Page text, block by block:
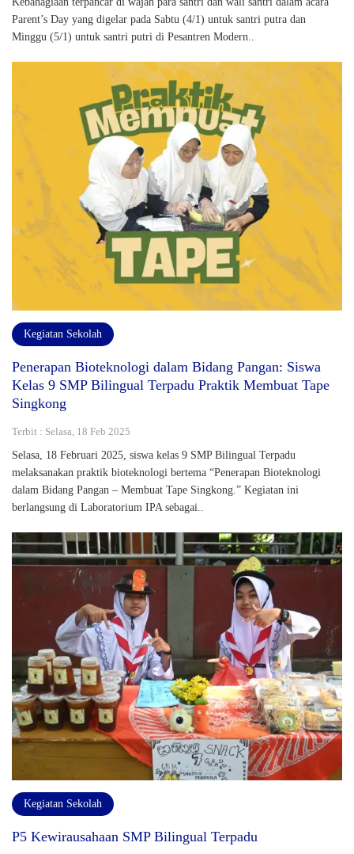
Parent’s Day yang digelar pada Sabtu (4/1) untuk santri putra dan
Minggu (5/1) untuk santri putri di Pesantren Modern..
Kegiatan Sekolah
Penerapan Bioteknologi dalam Bidang Pangan: Siswa
Kelas 9 SMP Bilingual Terpadu Praktik Membuat Tape
Singkong
Terbit : Selasa, 18 Feb 2025
Selasa, 18 Februari 2025, siswa kelas 9 SMP Bilingual Terpadu
melaksanakan praktik bioteknologi bertema “Penerapan Bioteknologi
dalam Bidang Pangan – Membuat Tape Singkong.” Kegiatan ini
berlangsung di Laboratorium IPA sebagai..
Kegiatan Sekolah
P5 Kewirausahaan SMP Bilingual Terpadu